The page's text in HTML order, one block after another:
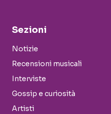
Sezioni
Notizie
Recensioni musicali
Interviste
Gossip e curiosità
Artisti